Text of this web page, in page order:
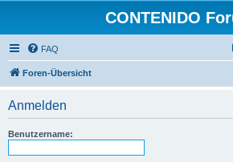
CONTENIDO
FAQ
Foren-Übersicht
Anmelden
Benutzername: